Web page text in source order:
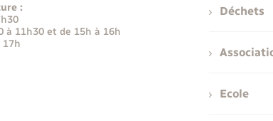
:
à 11h30 et de 15h à 16h
17h
Déchets
Ecole